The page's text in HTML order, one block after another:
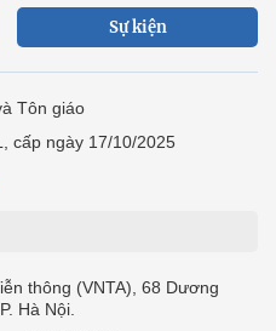
Sự kiện
Tôn giáo
cấp ngày 17/10/2025
thông (VNTA), 68 Dương
Hà Nội.